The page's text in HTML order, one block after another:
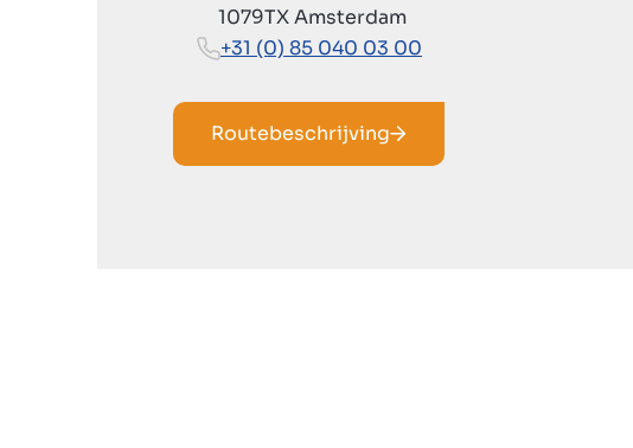
1079TX Amsterdam
+31 (0) 85 040 03 00
Routebeschrijving